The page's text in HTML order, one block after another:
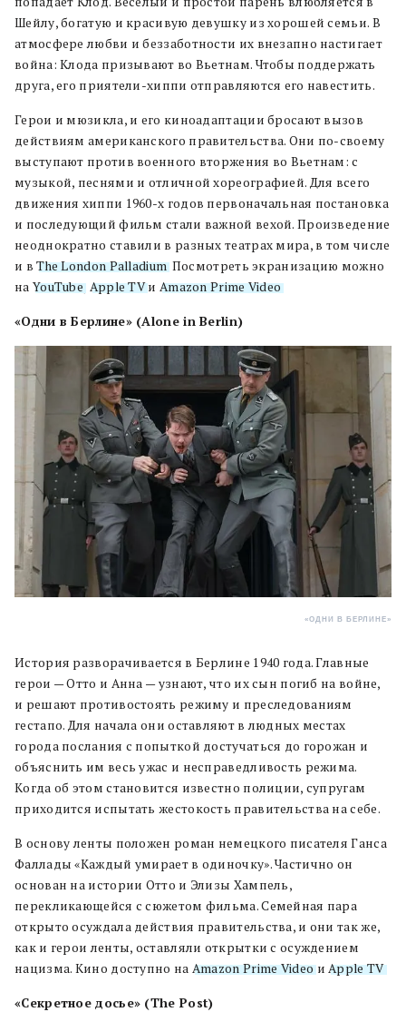
Шейлу, богатую и красивую девушку из хорошей семьи. В
атмосфере любви и беззаботности их внезапно настигает
война: Клода призывают во Вьетнам. Чтобы поддержать
друга, его приятели-хиппи отправляются его навестить.
Герои и мюзикла, и его киноадаптации бросают вызов
действиям американского правительства. Они по-своему
выступают против военного вторжения во Вьетнам: с
музыкой, песнями и отличной хореографией. Для всего
движения хиппи 1960-х годов первоначальная постановка
и последующий фильм стали важной вехой. Произведение
неоднократно ставили в разных театрах мира, в том числе
и вThe London Palladium. Посмотреть экранизацию можно
на YouTube, Apple TVи Amazon Prime Video.
«Одни в Берлине» (Alone in Berlin)
«ОДНИ В БЕРЛИНЕ»
История разворачивается в Берлине 1940 года. Главные
герои — Отто и Анна — узнают, что их сын погиб на войне,
и решают противостоять режиму и преследованиям
гестапо. Для начала они оставляют в людных местах
города послания с попыткой достучаться до горожан и
объяснить им весь ужас и несправедливость режима.
Когда об этом становится известно полиции, супругам
приходится испытать жестокость правительства на себе.
В основу ленты положен роман немецкого писателя Ганса
Фаллады «Каждый умирает в одиночку». Частично он
основан на истории Отто и Элизы Хампель,
перекликающейся с сюжетом фильма. Семейная пара
открыто осуждала действия правительства, и они так же,
как и герои ленты, оставляли открытки с осуждением
нацизма. Кино доступно на Amazon Prime VideoиApple TV.
«Секретное досье» (The Post)